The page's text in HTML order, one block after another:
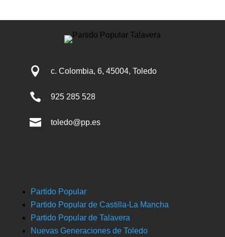
 c. Colombia, 6, 45004, Toledo
 925 285 528
 toledo@pp.es
Partido Popular
Partido Popular de Castilla-La Mancha
Partido Popular de Talavera
Nuevas Generaciones de Toledo